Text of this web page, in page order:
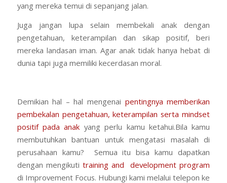
yang mereka temui di sepanjang jalan.
Juga jangan lupa selain membekali anak dengan
pengetahuan, keterampilan dan sikap positif, beri
mereka landasan iman. Agar anak tidak hanya hebat di
dunia tapi juga memiliki kecerdasan moral.
Demikian hal – hal mengenai pentingnya memberikan
pembekalan pengetahuan, keterampilan serta mindset
positif pada anak yang perlu kamu ketahui.Bila kamu
membutuhkan bantuan untuk mengatasi masalah di
perusahaan kamu? Semua itu bisa kamu dapatkan
dengan mengikuti training and development program
di Improvement Focus. Hubungi kami melalui telepon ke